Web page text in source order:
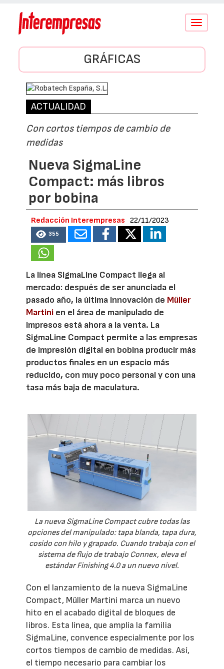
Conmutar
GRÁFICAS
ACTUALIDAD
Con cortos tiempos de cambio de
medidas
Nueva SigmaLine
Compact: más libros
por bobina
Redacción Interempresas 22/11/2023
355
La línea SigmaLine Compact llega al
mercado: después de ser anunciada el
pasado año, la última innovación de Müller
Martini en el área de manipulado de
impresos está ahora a la venta. La
SigmaLine Compact permite a las empresas
de impresión digital en bobina producir más
productos finales en un espacio más
reducido, con muy poco personal y con una
tasa más baja de maculatura.
La nueva SigmaLine Compact cubre todas las
opciones del manipulado: tapa blanda, tapa dura,
cosido con hilo y grapado. Cuando trabaja con el
sistema de flujo de trabajo Connex, eleva el
estándar Finishing 4.0 a un nuevo nivel.
Con el lanzamiento de la nueva SigmaLine
Compact, Müller Martini marca un nuevo
hito en el acabado digital de bloques de
libros. Esta línea, que amplía la familia
SigmaLine, convence especialmente por los
cortos tiempos de cambio de medidas. Así,
el tiempo necesario para cambiar los